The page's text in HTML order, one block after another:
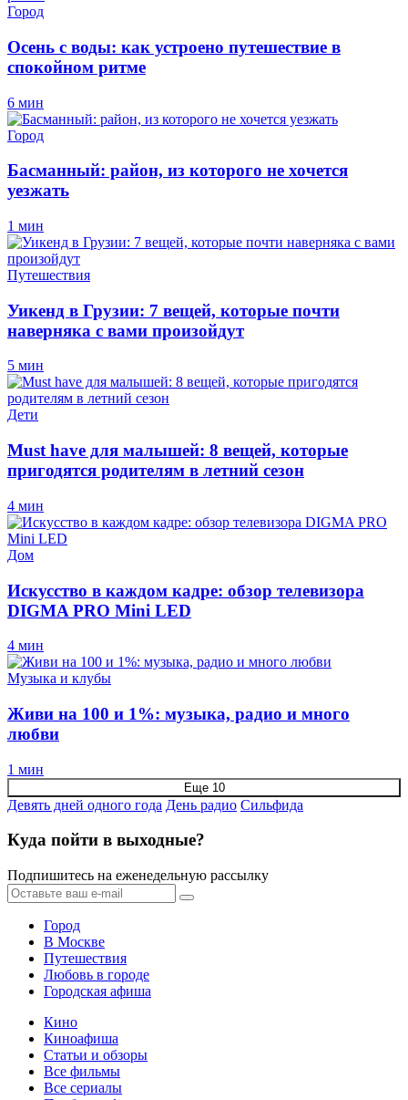
Город
Осень с воды: как устроено путешествие в
спокойном ритме
6 мин
Город
Басманный: район, из которого не хочется
уезжать
1 мин
Путешествия
Уикенд в Грузии: 7 вещей, которые почти
наверняка с вами произойдут
5 мин
Дети
Must have для малышей: 8 вещей, которые
пригодятся родителям в летний сезон
4 мин
Дом
Искусство в каждом кадре: обзор телевизора
DIGMA PRO Mini LED
4 мин
Музыка и клубы
Живи на 100 и 1%: музыка, радио и много
любви
1 мин
Еще 10
Девять дней одного года День радио Сильфида
Куда пойти в выходные?
Подпишитесь на еженедельную рассылку
Город
В Москве
Путешествия
Любовь в городе
Городская афиша
Кино
Киноафиша
Статьи и обзоры
Все фильмы
Все сериалы